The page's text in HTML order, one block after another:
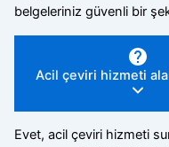
belgeleriniz güvenli bir
Acil çeviri hizmeti
Evet, acil çeviri hizmeti